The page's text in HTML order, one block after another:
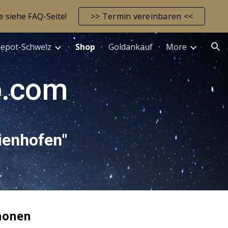
FAQ-Seite! >> Termin vereinbaren <<
Schweiz Shop Goldankauf More
"